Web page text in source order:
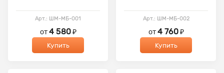
Арт.: ШМ-МБ-001
от4 580₽
Купить
Арт.: ШМ-МБ-002
от4 760₽
Купить